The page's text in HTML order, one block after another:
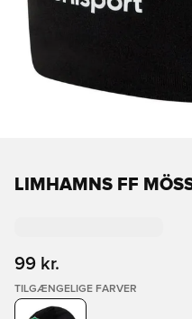
LIMHAMNS FF
99 kr.
TILGÆNGELIGE FARVER